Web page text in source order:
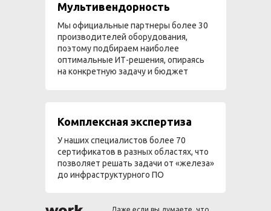
Мультивендорность
Мы официальные партнеры более 30
производителей оборудования,
поэтому подбираем наиболее
оптимальные ИТ-решения, опираясь
на конкретную задачу и бюджет
Комплексная экспертиза
У наших специалистов более 70
сертификатов в разных областях, что
позволяет решать задачи от «железа»
до инфраструктурного ПО